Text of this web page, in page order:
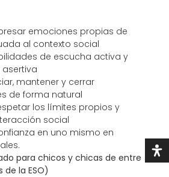
emociones propias de
al contexto social
de escucha activa y
mantener y cerrar
de forma natural
los límites propios y
social
en uno mismo en
para chicos y chicas de entre
de la ESO)